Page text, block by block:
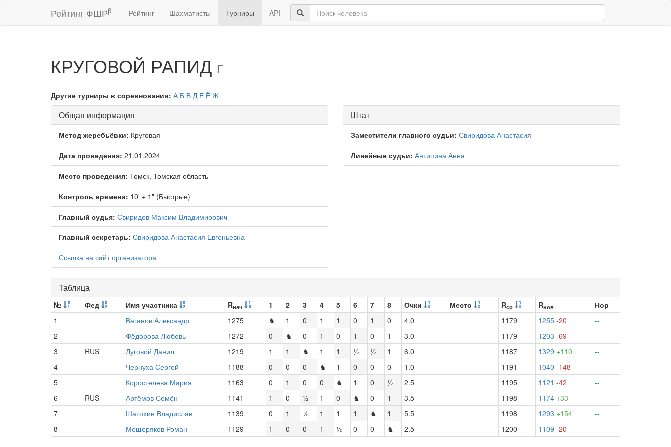
Рейтинг ФШРβ Рейтинг Шахматисты Турниры API
КРУГОВОЙ РАПИД Г
Другие турниры в соревновании: А Б В Д Е Ё Ж
Общая информация
Метод жеребьёвки: Круговая
Дата проведения: 21.01.2024
Место проведения: Томск, Томская область
Контроль времени: 10' + 1" (Быстрые)
Главный судья: Свиридов Максим Владимирович
Главный секретарь: Свиридова Анастасия Евгеньевна
Ссылка на сайт организатора
Штат
Заместители главного судьи: Свиридова Анастасия
Линейные судьи: Антипина Анна
Таблица
№ Фед Имя участника Rнач 1 2 3 4 5 6 7 8 Очки Место Rср Rнов
Нор
1
Ваганов Александр 1275 ♞ 1 0 1 1 0 1 0 4.0 1179 1255 -20
--
2
Фёдорова Любовь 1272 0 ♞ 0 1 0 1 0 1 3.0 1179 1203 -69
--
3
RUS Луговой Данил 1219 1 1 ♞ 1 1 ½ ½ 1 6.0 1187 1329 +110
--
4
Чернуха Сергей 1188 0 0 0 ♞ 1 0 0 0 1.0 1191 1040 -148
--
5
Коростелева Мария 1163 0 1 0 0 ♞ 1 0 ½ 2.5 1195 1121 -42
--
6
RUS Артёмов Семён 1141 1 0 ½ 1 0 ♞ 0 1 3.5 1198 1174 +33
--
7
Шатохин Владислав 1139 0 1 ½ 1 1 1 ♞ 1 5.5 1198 1293 +154
--
8
Мещеряков Роман 1129 1 0 0 1 ½ 0 0 ♞ 2.5 1200 1109 -20 --